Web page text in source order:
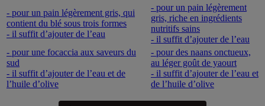
- pour un pain légèrement gris, qui
contient du blé sous trois formes
- il suffit d’ajouter de l’eau
- pour un pain légèrement
gris, riche en ingrédients
nutritifs sains
- il suffit d’ajouter de l’eau
- pour une focaccia aux saveurs du
sud
- il suffit d’ajouter de l’eau et de
l’huile d’olive
- pour des naans onctueux,
au léger goût de yaourt
- il suffit d’ajouter de l’eau et
de l’huile d’olive